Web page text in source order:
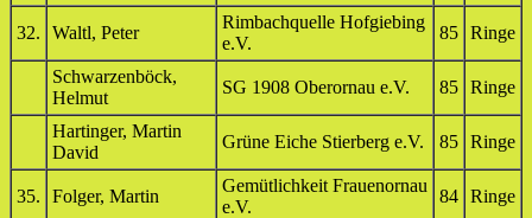
32. Waltl, Peter
Rimbachquelle Hofgiebing
e.V.
85 Ringe
Schwarzenböck,
Helmut
SG 1908 Oberornau e.V. 85 Ringe
Hartinger, Martin
David
Grüne Eiche Stierberg e.V. 85 Ringe
35. Folger, Martin
Gemütlichkeit Frauenornau
e.V.
84 Ringe